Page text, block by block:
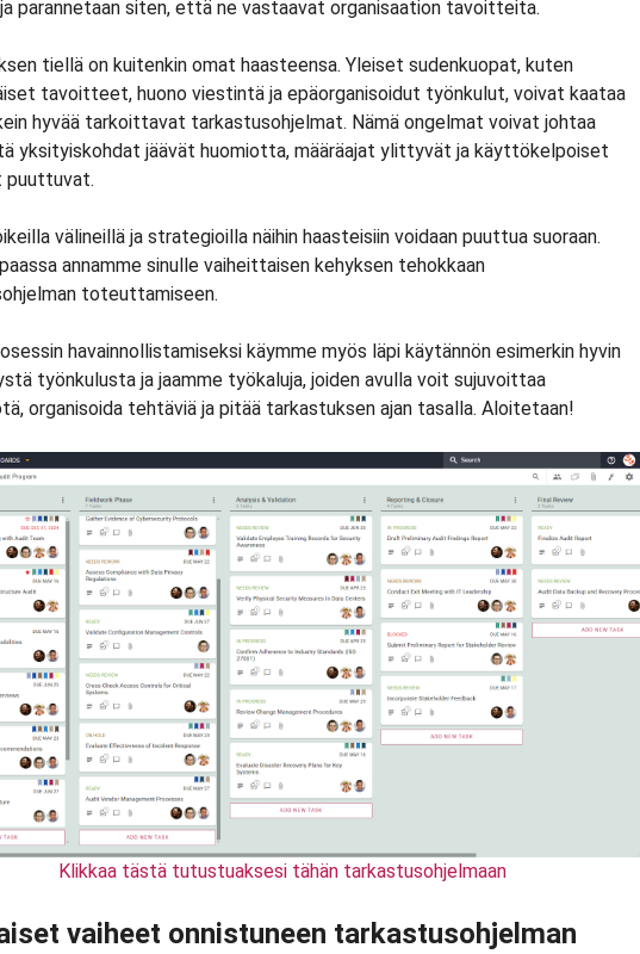
parannetaan siten, että ne vastaavat organisaation tavoitteita.
tiellä on kuitenkin omat haasteensa. Yleiset sudenkuopat, kuten
tavoitteet, huono viestintä ja epäorganisoidut työnkulut, voivat kaataa
hyvää tarkoittavat tarkastusohjelmat. Nämä ongelmat voivat johtaa
yksityiskohdat jäävät huomiotta, määräajat ylittyvät ja käyttökelpoiset
puuttuvat.
välineillä ja strategioilla näihin haasteisiin voidaan puuttua suoraan.
annamme sinulle vaiheittaisen kehyksen tehokkaan
toteuttamiseen.
havainnollistamiseksi käymme myös läpi käytännön esimerkin hyvin
työnkulusta ja jaamme työkaluja, joiden avulla voit sujuvoittaa
organisoida tehtäviä ja pitää tarkastuksen ajan tasalla. Aloitetaan!
Klikkaa tästä tutustuaksesi tähän tarkastusohjelmaan
vaiheet onnistuneen tarkastusohjelman